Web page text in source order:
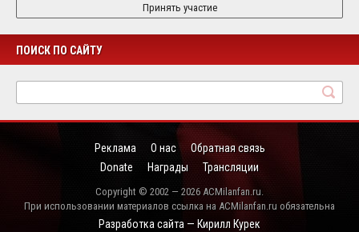
Принять участие
ПОИСК ПО САЙТУ
Реклама О нас
Обратная связь
Donate
Награды Трансляции
Copyright © 2002 — 2026 ACMilanfan.ru.
При использовании материалов ссылка на ACMilanfan.ru обязательна
Разработка сайта — Кирилл Курек